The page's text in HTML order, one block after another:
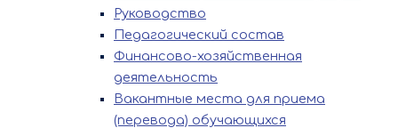
Руководство
Педагогический состав
Финансово-хозяйственная
деятельность
Вакантные места для приема
(перевода) обучающихся